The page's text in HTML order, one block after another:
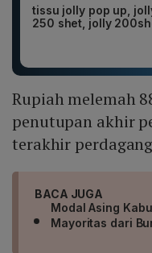
tissu jolly pop up,
250 shet, jolly
Rupiah melemah
penutupan akhir
terakhir
BACA JUGA
Modal Asing
Mayoritas dari